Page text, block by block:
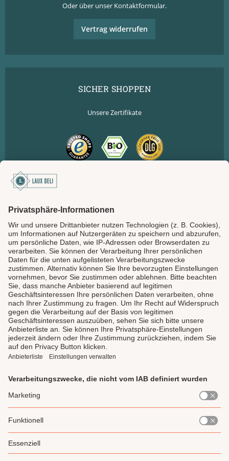
Oder über unser Kontaktformular.
Vertrag widerrufen
SICHER SHOPPEN
Unsere Zertifikate
SICHER BEZAHLEN
LAUX DELI
SERVICE
GENIESSEN
UNSERE LIEBLINGE
Impressum Datenschutz AGB
Widerrufsrecht